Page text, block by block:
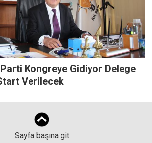
Kongreye Gidiyor Delege
Verilecek
Sayfa başına git